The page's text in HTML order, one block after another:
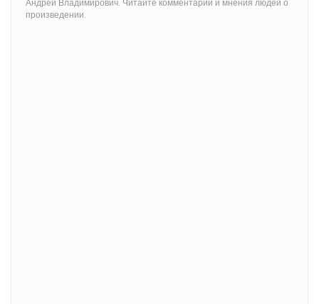
Андрей Владимирович. Читайте комментарии и мнения людей о
произведении.